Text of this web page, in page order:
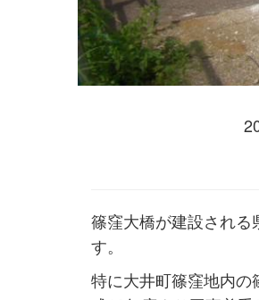
篠窪大橋が建設され
す。
特に大井町篠窪地内